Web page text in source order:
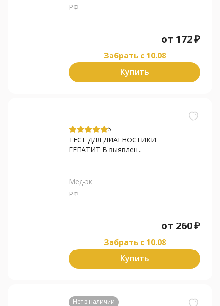
РФ
от 172₽
Забрать c 10.08
Купить
5
ТЕСТ ДЛЯ ДИАГНОСТИКИ
ГЕПАТИТ В выявлен...
Мед-эк
РФ
от 260₽
Забрать c 10.08
Купить
Нет в наличии